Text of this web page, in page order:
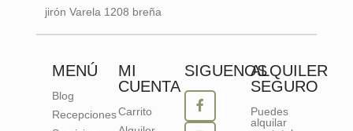
jirón Varela 1208 breña
MENÚ
Blog
Recepciones
MI
CUENTA
Carrito
SIGUENOSALQUILER
SEGURO
Puedes
alquilar